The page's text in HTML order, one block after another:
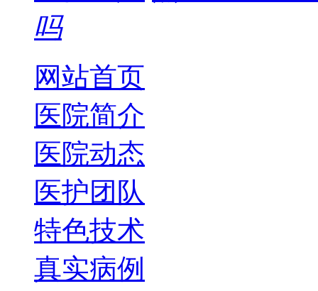
吗
网站首页
医院简介
医院动态
医护团队
特色技术
真实病例